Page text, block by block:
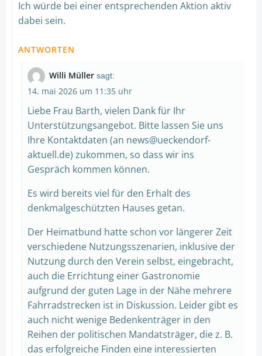
Ich würde bei einer entsprechenden Aktion aktiv
dabei sein.
ANTWORTEN
Willi Müller sagt:
14. mai 2026 um 11:35 uhr
Liebe Frau Barth, vielen Dank für Ihr
Unterstützungsangebot. Bitte lassen Sie uns
Ihre Kontaktdaten (an news@ueckendorf-
aktuell.de) zukommen, so dass wir ins
Gespräch kommen können.
Es wird bereits viel für den Erhalt des
denkmalgeschützten Hauses getan.
Der Heimatbund hatte schon vor längerer Zeit
verschiedene Nutzungsszenarien, inklusive der
Nutzung durch den Verein selbst, eingebracht,
auch die Errichtung einer Gastronomie
aufgrund der guten Lage in der Nähe mehrere
Fahrradstrecken ist in Diskussion. Leider gibt es
auch nicht wenige Bedenkenträger in den
Reihen der politischen Mandatsträger, die z. B.
das erfolgreiche Finden eine interessierten